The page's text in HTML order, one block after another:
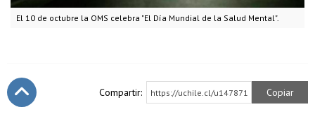
El 10 de octubre la OMS celebra "El Día Mundial de la Salud Mental".
Compartir: https://uchile.cl/u147871 Copiar